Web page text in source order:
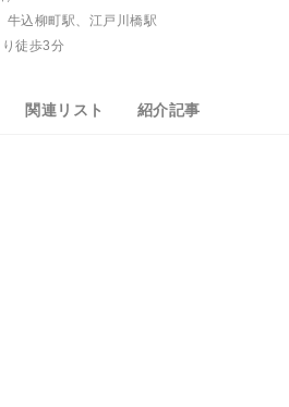
牛込柳町駅、江戸川橋駅
徒歩3分
関連リスト 紹介記事